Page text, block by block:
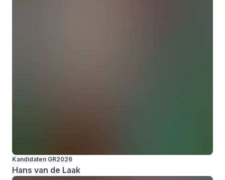
Kandidaten GR2026
Hans van de Laak